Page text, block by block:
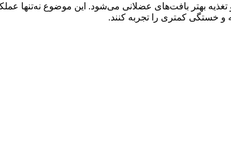
بهتر بافت‌های عضلانی می‌شود. این موضوع نه‌تنها
و خستگی کمتری را تجربه کنند.